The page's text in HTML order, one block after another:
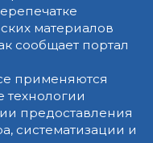
материалов
сообщает портал
применяются
предоставления
систематизации и